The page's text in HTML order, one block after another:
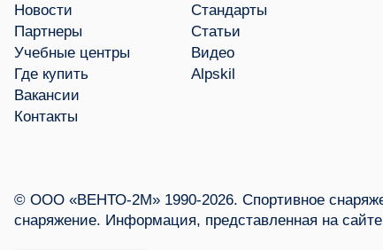
Новости
Партнеры
Учебные центры
Где купить
Вакансии
Контакты
Стандарты
Статьи
Видео
Alpskil
© ООО «ВЕНТО-2М» 1990-2026. Спортивное
снаряжение. Информация, представленная на